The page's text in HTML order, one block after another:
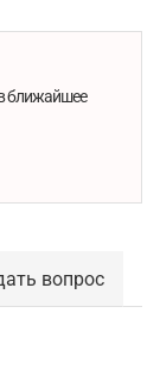
ближайшее
вопрос